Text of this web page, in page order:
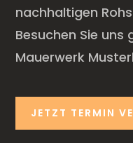
nachhaltigen
Besuchen Sie uns
Mauerwerk
JETZT TERMIN